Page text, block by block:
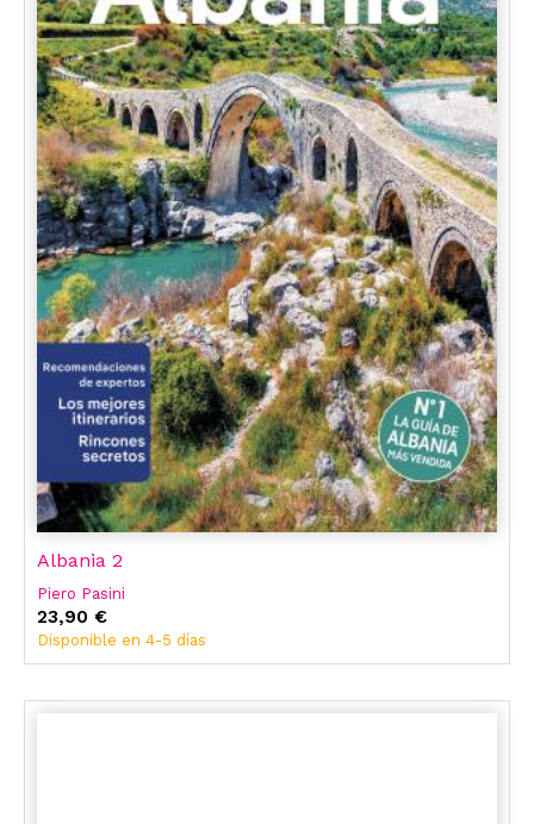
Albania 2
Piero Pasini
23,90 €
Disponible en 4-5 días